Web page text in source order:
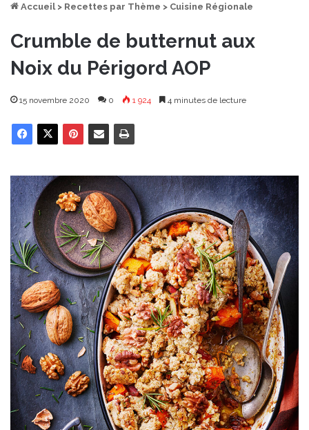
Accueil > Recettes par Thème > Cuisine Régionale
Crumble de butternut aux
Noix du Périgord AOP
15 novembre 2020 0 1 924 4 minutes de lecture